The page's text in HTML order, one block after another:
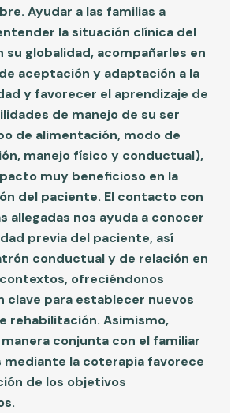
Ayudar a las familias a
la situación clínica del
su globalidad, acompañarles en
aceptación y adaptación a la
y favorecer el aprendizaje de
de manejo de su ser
de alimentación, modo de
manejo físico y conductual),
muy beneficioso en la
del paciente. El contacto con
allegadas nos ayuda a conocer
previa del paciente, así
conductual y de relación en
ofreciéndonos
clave para establecer nuevos
rehabilitación. Asimismo,
conjunta con el familiar
mediante la coterapia favorece
de los objetivos